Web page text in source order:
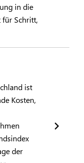
in die
für Schritt,
ist
Kosten,
der